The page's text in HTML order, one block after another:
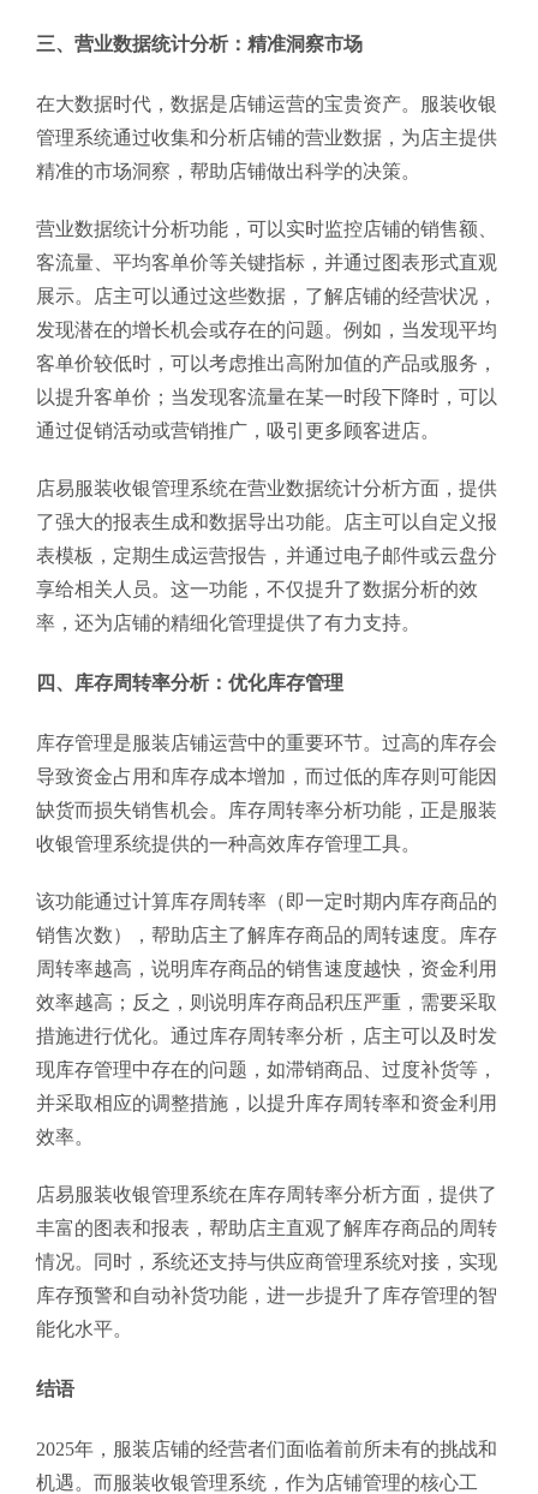
三、营业数据统计分析：精准洞察市场
在大数据时代，数据是店铺运营的宝贵资产。服装收银
管理系统通过收集和分析店铺的营业数据，为店主提供
精准的市场洞察，帮助店铺做出科学的决策。
营业数据统计分析功能，可以实时监控店铺的销售额、
客流量、平均客单价等关键指标，并通过图表形式直观
展示。店主可以通过这些数据，了解店铺的经营状况，
发现潜在的增长机会或存在的问题。例如，当发现平均
客单价较低时，可以考虑推出高附加值的产品或服务，
以提升客单价；当发现客流量在某一时段下降时，可以
通过促销活动或营销推广，吸引更多顾客进店。
店易服装收银管理系统在营业数据统计分析方面，提供
了强大的报表生成和数据导出功能。店主可以自定义报
表模板，定期生成运营报告，并通过电子邮件或云盘分
享给相关人员。这一功能，不仅提升了数据分析的效
率，还为店铺的精细化管理提供了有力支持。
四、库存周转率分析：优化库存管理
库存管理是服装店铺运营中的重要环节。过高的库存会
导致资金占用和库存成本增加，而过低的库存则可能因
缺货而损失销售机会。库存周转率分析功能，正是服装
收银管理系统提供的一种高效库存管理工具。
该功能通过计算库存周转率（即一定时期内库存商品的
销售次数），帮助店主了解库存商品的周转速度。库存
周转率越高，说明库存商品的销售速度越快，资金利用
效率越高；反之，则说明库存商品积压严重，需要采取
措施进行优化。通过库存周转率分析，店主可以及时发
现库存管理中存在的问题，如滞销商品、过度补货等，
并采取相应的调整措施，以提升库存周转率和资金利用
效率。
店易服装收银管理系统在库存周转率分析方面，提供了
丰富的图表和报表，帮助店主直观了解库存商品的周转
情况。同时，系统还支持与供应商管理系统对接，实现
库存预警和自动补货功能，进一步提升了库存管理的智
能化水平。
结语
2025年，服装店铺的经营者们面临着前所未有的挑战和
机遇。而服装收银管理系统，作为店铺管理的核心工